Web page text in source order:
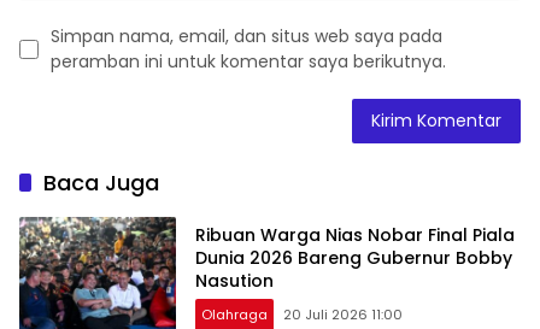
Simpan nama, email, dan situs web saya pada
peramban ini untuk komentar saya berikutnya.
Baca Juga
Ribuan Warga Nias Nobar Final Piala
Dunia 2026 Bareng Gubernur Bobby
Nasution
Olahraga 20 Juli 2026 11:00